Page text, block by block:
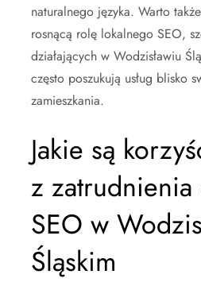
naturalnego języka. Warto
rosnącą rolę lokalnego SEO,
działających w Wodzisławiu
często poszukują usług blisko
zamieszkania.
Jakie są
z zatrudnienia
SEO w
Śląskim